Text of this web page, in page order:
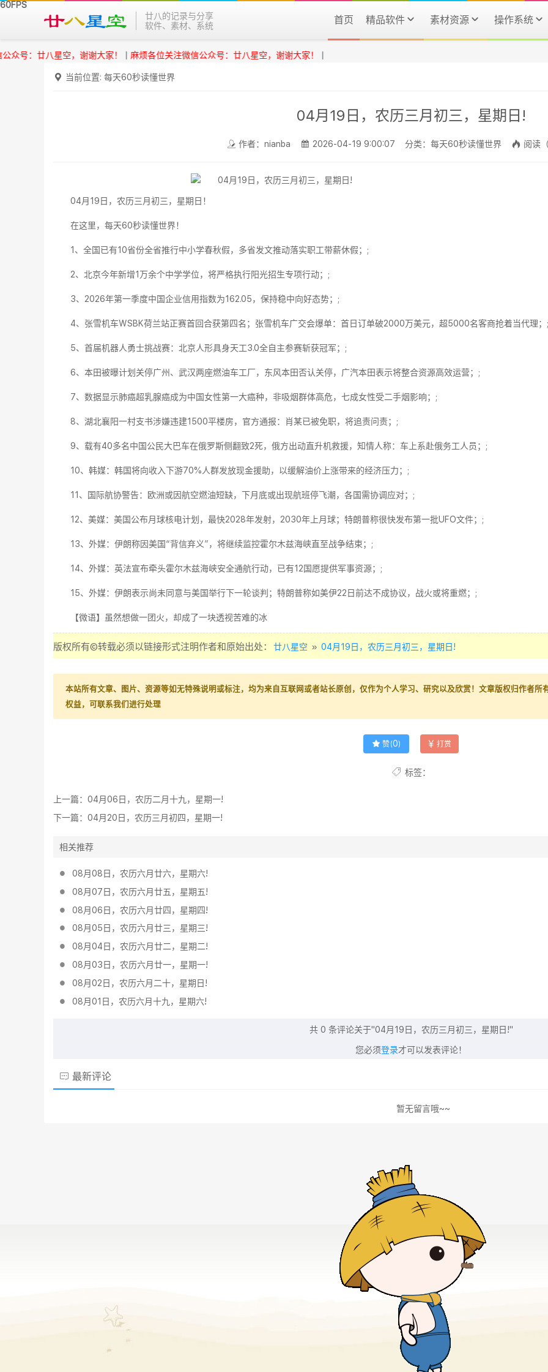
廿八的记录与分享
软件、素材、系统
首页 精品软件 素材资源 操作系统
：廿八星空，谢谢大家！|麻烦各位关注微信公众号：廿八星空，谢谢大家！|
当前位置: 每天60秒读懂世界
04月19日，农历三月初三，星期日!
作者：nianba 2026-04-19 9:00:07 分类：每天60秒读懂世界 阅读
04月19日，农历三月初三，星期日！
在这里，每天60秒读懂世界！
1、全国已有10省份全省推行中小学春秋假，多省发文推动落实职工带薪休假；;
2、北京今年新增1万余个中学学位，将严格执行阳光招生专项行动；;
3、2026年第一季度中国企业信用指数为162.05，保持稳中向好态势；;
4、张雪机车WSBK荷兰站正赛首回合获第四名；张雪机车广交会爆单：首日订单破2000万美元，超5000名客商抢着当代理；;
5、首届机器人勇士挑战赛：北京人形具身天工3.0全自主参赛斩获冠军；;
6、本田被曝计划关停广州、武汉两座燃油车工厂，‌东风本田否认关停，广汽本田‌表示将整合资源高效运营；;
7、数据显示肺癌超乳腺癌成为中国女性第一大癌种，非吸烟群体高危，七成女性受二手烟影响；;
8、湖北襄阳一村支书涉嫌违建1500平楼房，官方通报：肖某已被免职，将追责问责；;
9、载有40多名中国公民大巴车在俄罗斯侧翻致2死，俄方出动直升机救援，知情人称：车上系赴俄务工人员；;
10、韩媒：韩国将向收入下游70%人群发放现金援助，以缓解油价上涨带来的经济压力；;
11、国际航协警告：欧洲或因航空燃油短缺，下月底或出现航班停飞潮，各国需协调应对；;
12、美媒：美国公布月球核电计划，最快2028年发射，2030年上月球；特朗普称很快发布第一批UFO文件；;
13、外媒：伊朗称因美国“背信弃义”，将继续监控霍尔木兹海峡直至战争结束；;
14、外媒：英法宣布牵头霍尔木兹海峡安全通航行动，已有12国愿提供军事资源；;
15、外媒：伊朗表示尚未同意与美国举行下一轮谈判；特朗普称如美伊22日前达不成协议，战火或将重燃；;
【微语】虽然想做一团火，却成了一块透视苦难的冰
版权所有©转载必须以链接形式注明作者和原始出处： 廿八星空 » 04月19日，农历三月初三，星期日!
本站所有文章、图片、资源等如无特殊说明或标注，均为来自互联网或者站长原创，仅作为个人学习、研究以及欣赏！文章版权归作者
权益，可联系我们进行处理
赞(0) 打赏
标签：
上一篇： 04月06日，农历二月十九，星期一!
下一篇： 04月20日，农历三月初四，星期一!
相关推荐
08月08日，农历六月廿六，星期六!
08月07日，农历六月廿五，星期五!
08月06日，农历六月廿四，星期四!
08月05日，农历六月廿三，星期三!
08月04日，农历六月廿二，星期二!
08月03日，农历六月廿一，星期一!
08月02日，农历六月二十，星期日!
08月01日，农历六月十九，星期六!
共 0 条评论关于"04月19日，农历三月初三，星期日!"
您必须登录才可以发表评论！
最新评论
暂无留言哦~~